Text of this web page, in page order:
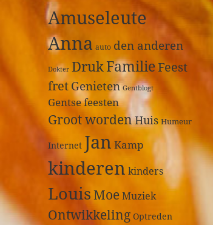
a
r
:
Amuseleute
Anna auto den anderen
Dokter DrukFamilieFeest
fretGenieten Gentblogt
Gentse feesten
Groot wordenHuis Humeur
Internet Jan Kamp
kinderen kinders
LouisMoeMuziek
Ontwikkeling Optreden